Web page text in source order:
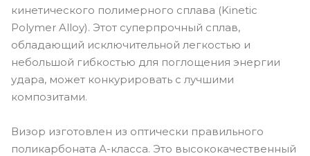
кинетического полимерного сплава (Kinetic
Polymer Alloy). Этот суперпрочный сплав,
обладающий исключительной легкостью и
небольшой гибкостью для поглощения энергии
удара, может конкурировать с лучшими
композитами.
Визор изготовлен из оптически правильного
поликарбоната А-класса. Это высококачественный